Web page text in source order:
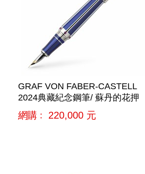
GRAF VON FABER-CASTELL
2024典藏紀念鋼筆/ 蘇丹的花押
網購﹕ 220,000 元